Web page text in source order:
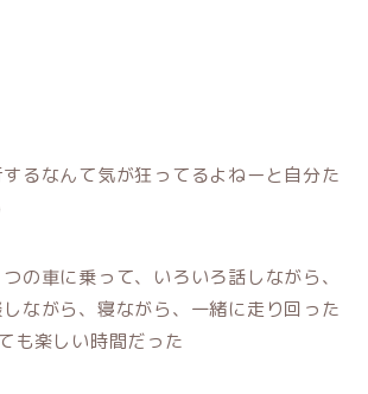
るなんて気が狂ってるよねーと自分た
の車に乗って、いろいろ話しながら、
ながら、寝ながら、一緒に走り回った
も楽しい時間だった